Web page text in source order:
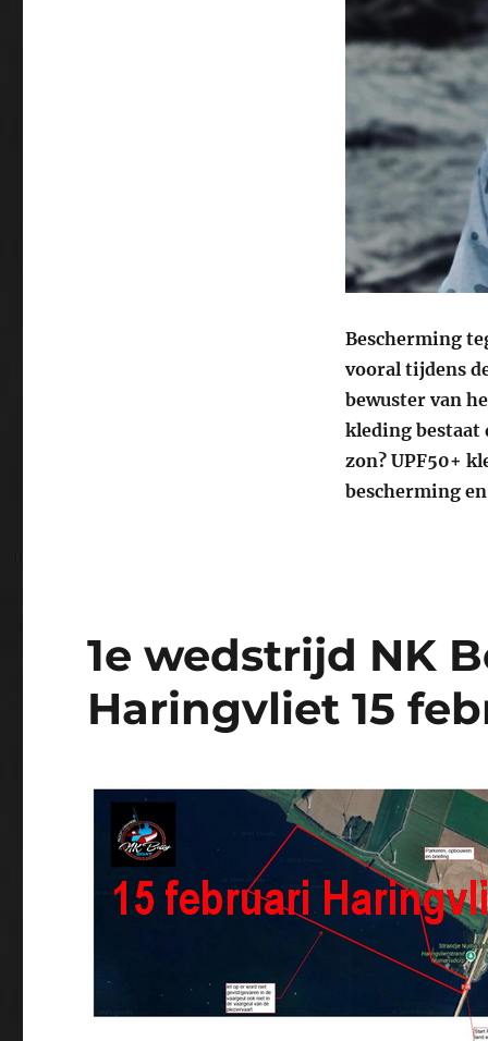
Bescherming
vooral tijdens
bewuster van
kleding bestaat
zon? UPF50+
bescherming
1e wedstrijd NK
Haringvliet 15